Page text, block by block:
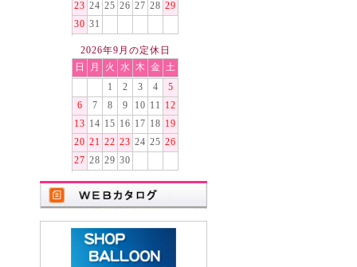
23 24 25 26 27 28 29
30 31
2026年9月の定休日
日
月 火 水 木 金
土
1
2 3 4
5
6
7 8 9 10 11
12
13 14 15 16 17 18 19
20 21 22 23 24 25 26
27 28 29 30